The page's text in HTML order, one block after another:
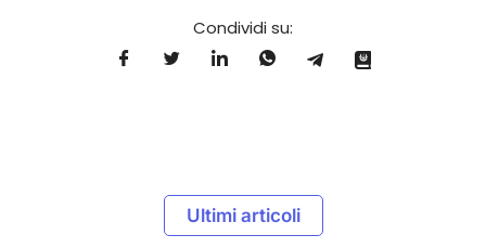
Condividi su:
Ultimi articoli